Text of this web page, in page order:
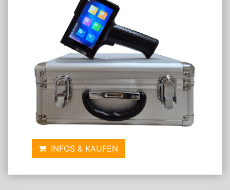
Druckerpatronen spenden auf der Website.
22. Erhalte ich eine Gutschrift oder
eine Überweisung?
Sie erhalten zunächst eine detaillierteGutschrift
E-Mail über die geprüften und angekauften Mengen.
Der entsprechende Betrag wird Ihnen anschließend
direkt perÜberweisungausgezahlt.
Nach obenINFOS & KAUFEN